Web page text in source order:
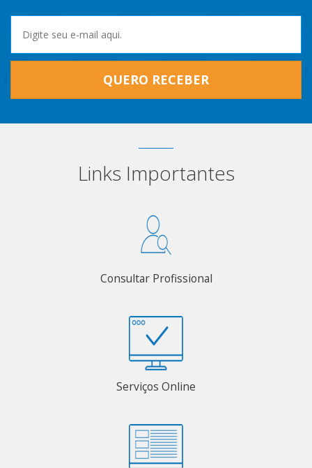
QUERO RECEBER
Links Importantes
Consultar Profissional
Serviços Online